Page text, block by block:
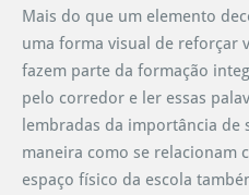
Mais do que um elemento
uma forma visual de reforçar
fazem parte da formação
pelo corredor e ler essas
lembradas da importância de
maneira como se relacionam
espaço físico da escola